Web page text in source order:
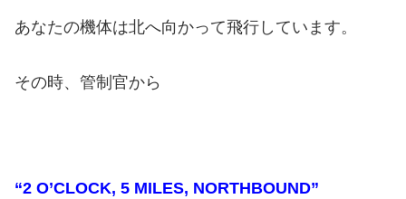
あなたの機体は北へ向かって飛行しています。
その時、管制官から
“2 O’CLOCK, 5 MILES, NORTHBOUND”